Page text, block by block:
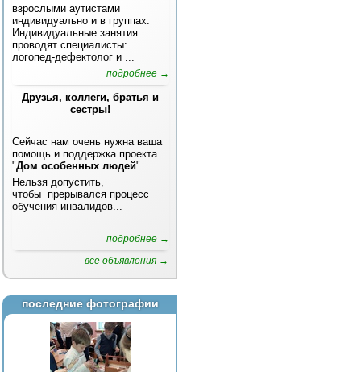
взрослыми аутистами
индивидуально и в группах.
Индивидуальные занятия
проводят специалисты:
логопед-дефектолог и ...
подробнее →
Друзья, коллеги, братья и
сестры!
Сейчас нам очень нужна ваша
помощь и поддержка проекта
"Дом особенных людей".
Нельзя допустить,
чтобы прерывался процесс
обучения инвалидов...
подробнее →
все объявления →
последние фотографии